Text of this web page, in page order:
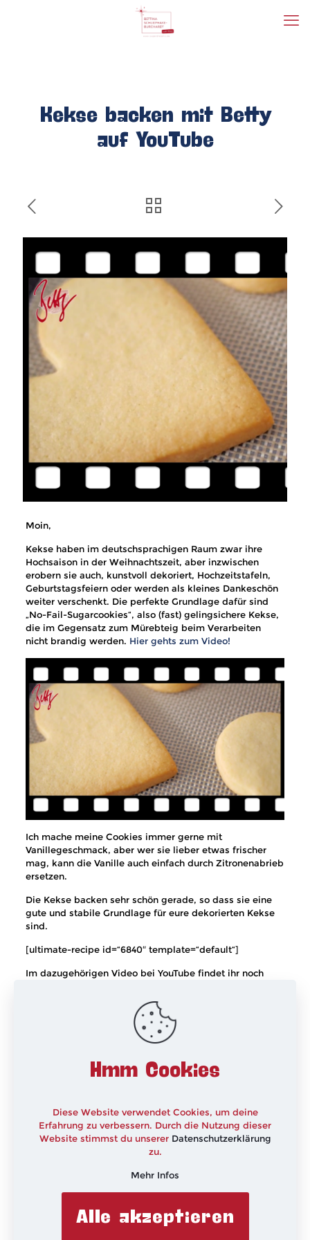
Kekse backen mit Betty
auf YouTube
Moin,
Kekse haben im deutschsprachigen Raum zwar ihre
Hochsaison in der Weihnachtszeit, aber inzwischen
erobern sie auch, kunstvoll dekoriert, Hochzeitstafeln,
Geburtstagsfeiern oder werden als kleines Dankeschön
weiter verschenkt. Die perfekte Grundlage dafür sind
„No-Fail-Sugarcookies“, also (fast) gelingsichere Kekse,
die im Gegensatz zum Mürebteig beim Verarbeiten
nicht brandig werden. Hier gehts zum Video!
Ich mache meine Cookies immer gerne mit
Vanillegeschmack, aber wer sie lieber etwas frischer
mag, kann die Vanille auch einfach durch Zitronenabrieb
ersetzen.
Die Kekse backen sehr schön gerade, so dass sie eine
gute und stabile Grundlage für eure dekorierten Kekse
sind.
[ultimate-recipe id=“6840″ template=“default“]
Im dazugehörigen Video bei YouTube findet ihr noch
Hier gehts zum Video!
Hmm Cookies
Diese Website verwendet Cookies, um deine
Erfahrung zu verbessern. Durch die Nutzung dieser
Website stimmst du unserer Datenschutzerklärung
zu.
Mehr Infos
Alle akzeptieren